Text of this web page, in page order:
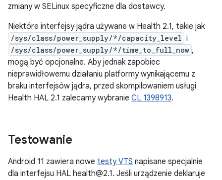
zmiany w SELinux specyficzne dla dostawcy.
Niektóre interfejsy jądra używane w Health 2.1, takie jak
/sys/class/power_supply/*/capacity_level i
/sys/class/power_supply/*/time_to_full_now ,
mogą być opcjonalne. Aby jednak zapobiec
nieprawidłowemu działaniu platformy wynikającemu z
braku interfejsów jądra, przed skompilowaniem usługi
Health HAL 2.1 zalecamy wybranie CL 1398913.
Testowanie
Android 11 zawiera nowe testy VTS napisane specjalnie
dla interfejsu HAL health@2.1. Jeśli urządzenie deklaruje